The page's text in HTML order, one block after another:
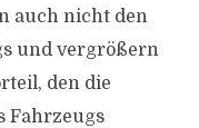
auch nicht den
und vergrößern
den die
Fahrzeugs